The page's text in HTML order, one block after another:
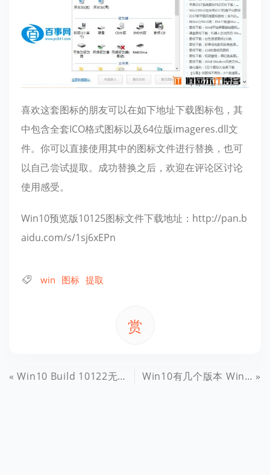
喜欢这套图标的朋友可以在如下地址下载图标包，其
中包含全套ICO格式图标以及64位版imageres.dll文
件。你可以直接使用其中的图标文件进行替换，也可
以自己尝试提取。成功替换之后，欢迎在评论区讨论
使用感受。
Win10预览版10125图标文件下载地址：http://pan.b
aidu.com/s/1sj6xEPn
win 图标 提取
赏
Win10 Build 10122无法激活怎么办 Win10无法激活解决办法 Win10有几个版本 Win10系统各版本区别